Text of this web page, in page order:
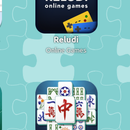
Reludi
Online Games